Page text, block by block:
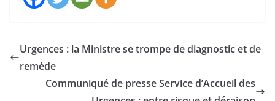
Urgences : la Ministre se trompe de diagnostic et de
remède
Communiqué de presse Service d’Accueil des